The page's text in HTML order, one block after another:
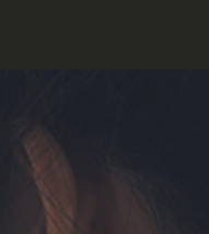
POINT
VOICE